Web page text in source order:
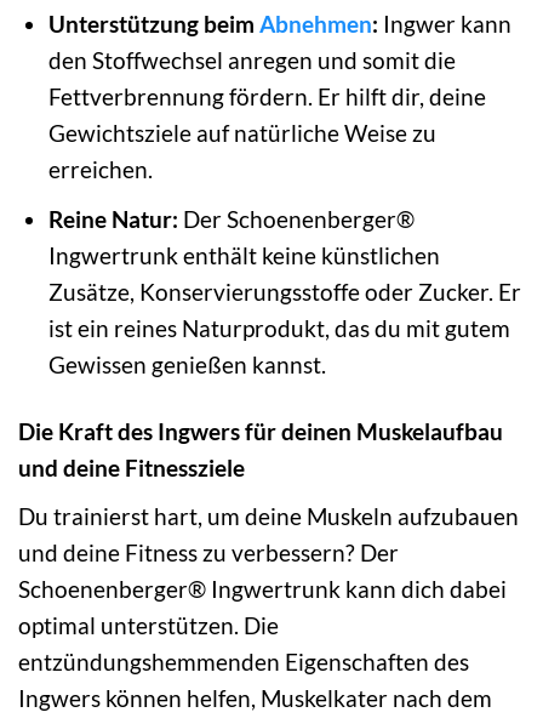
Unterstützung beim Abnehmen: Ingwer kann
den Stoffwechsel anregen und somit die
Fettverbrennung fördern. Er hilft dir, deine
Gewichtsziele auf natürliche Weise zu
erreichen.
Reine Natur: Der Schoenenberger®
Ingwertrunk enthält keine künstlichen
Zusätze, Konservierungsstoffe oder Zucker. Er
ist ein reines Naturprodukt, das du mit gutem
Gewissen genießen kannst.
Die Kraft des Ingwers für deinen Muskelaufbau
und deine Fitnessziele
Du trainierst hart, um deine Muskeln aufzubauen
und deine Fitness zu verbessern? Der
Schoenenberger® Ingwertrunk kann dich dabei
optimal unterstützen. Die
entzündungshemmenden Eigenschaften des
Ingwers können helfen, Muskelkater nach dem